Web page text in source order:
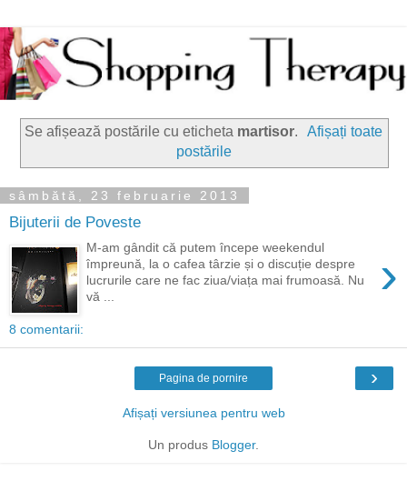
Se afișează postările cu eticheta martisor.
Afișați toate
postările
sâmbătă, 23 februarie 2013
Bijuterii de Poveste
›
M-am gândit că putem începe weekendul
împreună, la o cafea târzie și o discuție despre
lucrurile care ne fac ziua/viața mai frumoasă. Nu
vă ...
8 comentarii:
›
Pagina de pornire
Afișați versiunea pentru web
Un produs Blogger.